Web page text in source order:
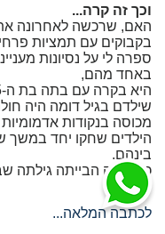
וכך זה קרה...
בקבוקים עם תמציות
ספרה לי על נסיונות
באחד מהם,
שילדם בגיל דומה היה
מכוסה בנקודות אדמומיות
הילדים שחקו יחד במשך
בינהם.
כשחזרה הבייתה גילתה
לכתבה המלאה...